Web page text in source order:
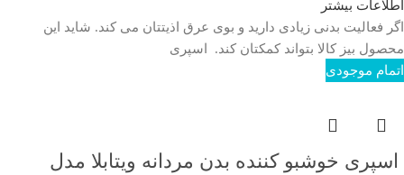
اطلاعات بیشتر
اگر فعالیت بدنی زیادی دارید و بوی عرق اذیتتان می کند. شاید این
محصول بیز کالا بتواند کمکتان کند. اسپری
اتمام موجودی
اسپری خوشبو کننده بدن مردانه ویتابلا مدل